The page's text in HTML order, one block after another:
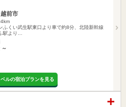
前市
ふくい武生駅東口より車で約8分、北陸新幹線
駅より…
～
ルの宿泊プランを見る